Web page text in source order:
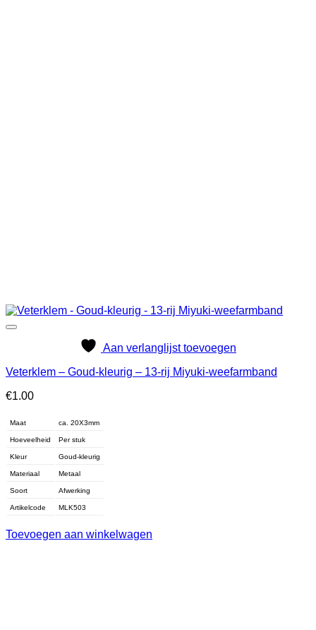
Aan verlanglijst toevoegen
Veterklem – Goud-kleurig – 13-rij Miyuki-weefarmband
€1.00
Maat ca. 20X3mm
Hoeveelheid Per stuk
Kleur Goud-kleurig
Materiaal Metaal
Soort Afwerking
Artikelcode MLK503
Toevoegen aan winkelwagen